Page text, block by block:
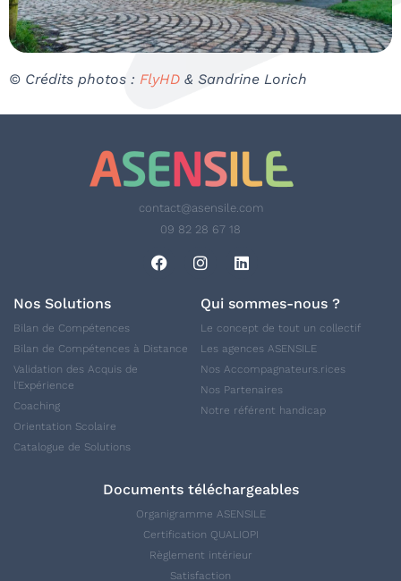
© Crédits photos : FlyHD & Sandrine Lorich
contact@asensile.com
09 82 28 67 18
Nos Solutions
Bilan de Compétences
Bilan de Compétences à Distance
Validation des Acquis de
l'Expérience
Coaching
Orientation Scolaire
Catalogue de Solutions
Qui sommes-nous ?
Le concept de tout un collectif
Les agences ASENSILE
Nos Accompagnateurs.rices
Nos Partenaires
Notre référent handicap
Documents téléchargeables
Organigramme ASENSILE
Certification QUALIOPI
Règlement intérieur
Satisfaction